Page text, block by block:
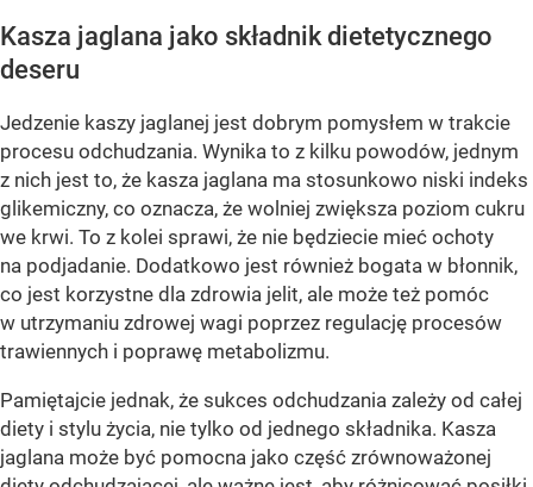
Kasza jaglana jako składnik dietetycznego
deseru
Jedzenie kaszy jaglanej jest dobrym pomysłem w trakcie
procesu odchudzania. Wynika to z kilku powodów, jednym
z nich jest to, że kasza jaglana ma stosunkowo niski indeks
glikemiczny, co oznacza, że wolniej zwiększa poziom cukru
we krwi. To z kolei sprawi, że nie będziecie mieć ochoty
na podjadanie. Dodatkowo jest również bogata w błonnik,
co jest korzystne dla zdrowia jelit, ale może też pomóc
w utrzymaniu zdrowej wagi poprzez regulację procesów
trawiennych i poprawę metabolizmu.
Pamiętajcie jednak, że sukces odchudzania zależy od całej
diety i stylu życia, nie tylko od jednego składnika. Kasza
jaglana może być pomocna jako część zrównoważonej